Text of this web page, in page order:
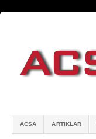
ACSA ARTIKLAR